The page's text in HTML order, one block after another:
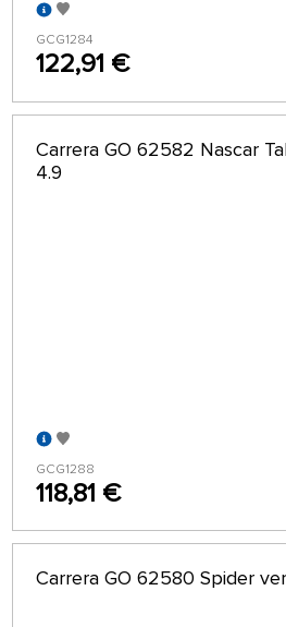
GCG1284
122,91 €
Carrera GO 62582 Nascar
4.9
GCG1288
118,81 €
Carrera GO 62580 Spider